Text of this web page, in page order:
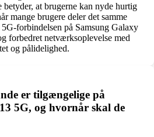
at brugerne kan nyde hurtig
mange brugere deler det samme
forbindelsen på Samsung Galaxy
forbedret netværksoplevelse med
og pålidelighed.
er tilgængelige på
5G, og hvornår skal de